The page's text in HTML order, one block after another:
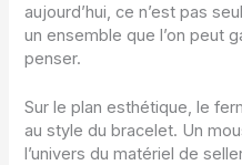
aujourd’hui, ce n’est pas
un ensemble que l’on peut
penser.
Sur le plan esthétique, le
au style du bracelet. Un
l’univers du matériel de